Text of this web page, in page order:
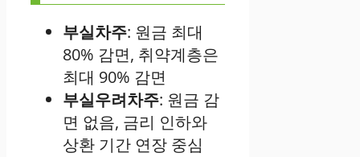
부실차주: 원금 최대
80% 감면, 취약계층은
최대 90% 감면
부실우려차주: 원금 감
면 없음, 금리 인하와
상환 기간 연장 중심